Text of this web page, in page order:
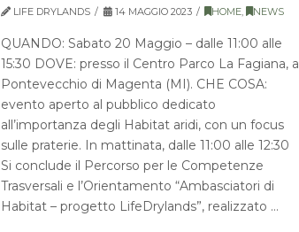
LIFE DRYLANDS 14 MAGGIO 2023 HOME , NEWS
QUANDO: Sabato 20 Maggio – dalle 11:00 alle
15:30 DOVE: presso il Centro Parco La Fagiana, a
Pontevecchio di Magenta (MI). CHE COSA:
evento aperto al pubblico dedicato
all’importanza degli Habitat aridi, con un focus
sulle praterie. In mattinata, dalle 11:00 alle 12:30
Si conclude il Percorso per le Competenze
Trasversali e l’Orientamento “Ambasciatori di
Habitat – progetto LifeDrylands”, realizzato …